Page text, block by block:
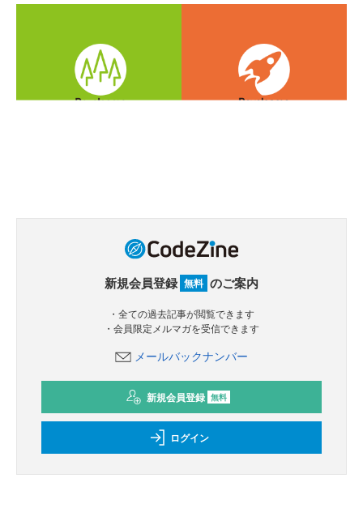
新規会員登録 無料 のご案内
・全ての過去記事が閲覧できます
・会員限定メルマガを受信できます
メールバックナンバー
新規会員登録 無料
ログイン